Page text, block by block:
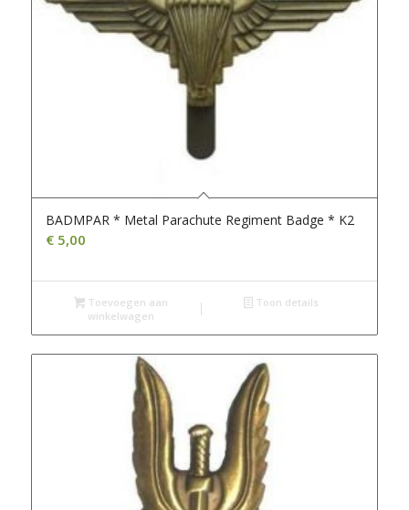
BADMPAR * Metal Parachute Regiment Badge * K2
€5,00
Toevoegen aan
winkelwagen
Toon details